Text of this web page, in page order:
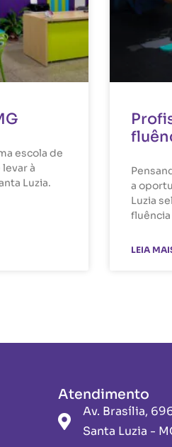
escola de
à
Luzia.
a
Luzia
LEIA
Atendimento
Av. Brasília,
Santa Luzia -